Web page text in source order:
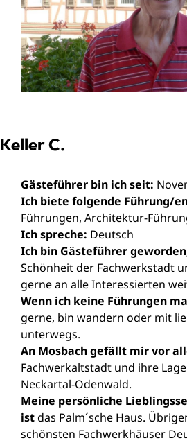
Keller C.
Gästeführer bin ich seit:
Ich biete folgende Führung/
Führungen, Architektur-
Ich spreche: Deutsch
Ich bin Gästeführer
Schönheit der Fachwerkstadt
gerne an alle Interessierten
Wenn ich keine Führungen
gerne, bin wandern oder mit
unterwegs.
An Mosbach gefällt mir vor
Fachwerkaltstadt und ihre
Neckartal-Odenwald.
Meine persönliche
istdas Palm´sche Haus.
schönsten Fachwerkhäuser